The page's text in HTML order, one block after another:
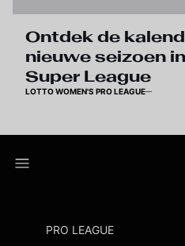
Ontdek de
nieuwe seizoen
Super League
LOTTO WOMEN'S PRO LEAGUE
PRO LEAGUE